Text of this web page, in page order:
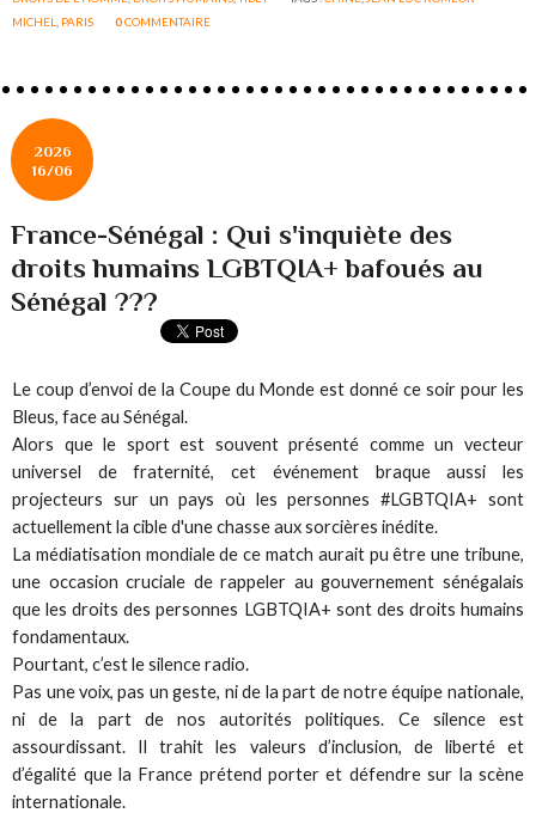
MICHEL
PARIS 0COMMENTAIRE
2026
16/06
France-Sénégal : Qui s'inquiète des
droits humains LGBTQIA+ bafoués au
Sénégal ???
Le coup d’envoi de la Coupe du Monde est donné ce soir pour les
Bleus, face au Sénégal.
Alors que le sport est souvent présenté comme un vecteur
universel de fraternité, cet événement braque aussi les
projecteurs sur un pays où les personnes #LGBTQIA+ sont
actuellement la cible d'une chasse aux sorcières inédite.
La médiatisation mondiale de ce match aurait pu être une tribune,
une occasion cruciale de rappeler au gouvernement sénégalais
que les droits des personnes LGBTQIA+ sont des droits humains
fondamentaux.
Pourtant, c’est le silence radio.
Pas une voix, pas un geste, ni de la part de notre équipe nationale,
ni de la part de nos autorités politiques. Ce silence est
assourdissant. Il trahit les valeurs d’inclusion, de liberté et
d’égalité que la France prétend porter et défendre sur la scène
internationale.